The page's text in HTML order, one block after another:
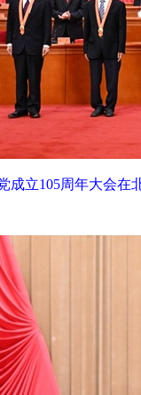
成立105周年大会